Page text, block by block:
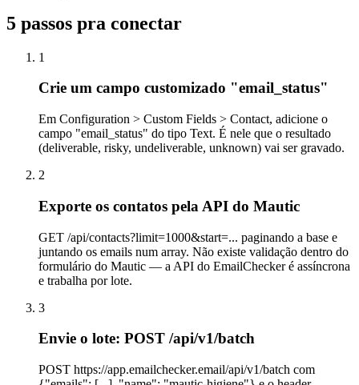
5 passos pra conectar
1
Crie um campo customizado "email_status"
Em Configuration > Custom Fields > Contact, adicione o
campo "email_status" do tipo Text. É nele que o resultado
(deliverable, risky, undeliverable, unknown) vai ser gravado.
2
Exporte os contatos pela API do Mautic
GET /api/contacts?limit=1000&start=... paginando a base e
juntando os emails num array. Não existe validação dentro do
formulário do Mautic — a API do EmailChecker é assíncrona
e trabalha por lote.
3
Envie o lote: POST /api/v1/batch
POST https://app.emailchecker.email/api/v1/batch com